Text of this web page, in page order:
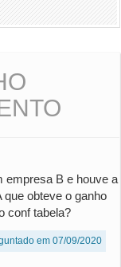
empresa B e houve a
que obteve o ganho
conf tabela?
em 07/09/2020